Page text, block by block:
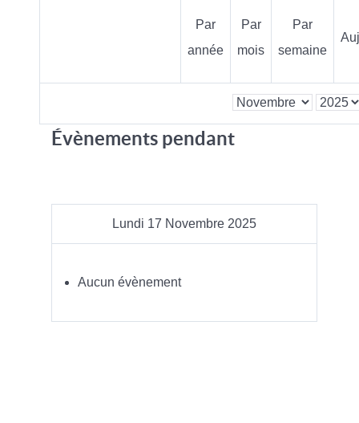
Par
année
Par
mois
Par
semaine
Évènements pendant
Lundi 17 Novembre 2025
Aucun évènement